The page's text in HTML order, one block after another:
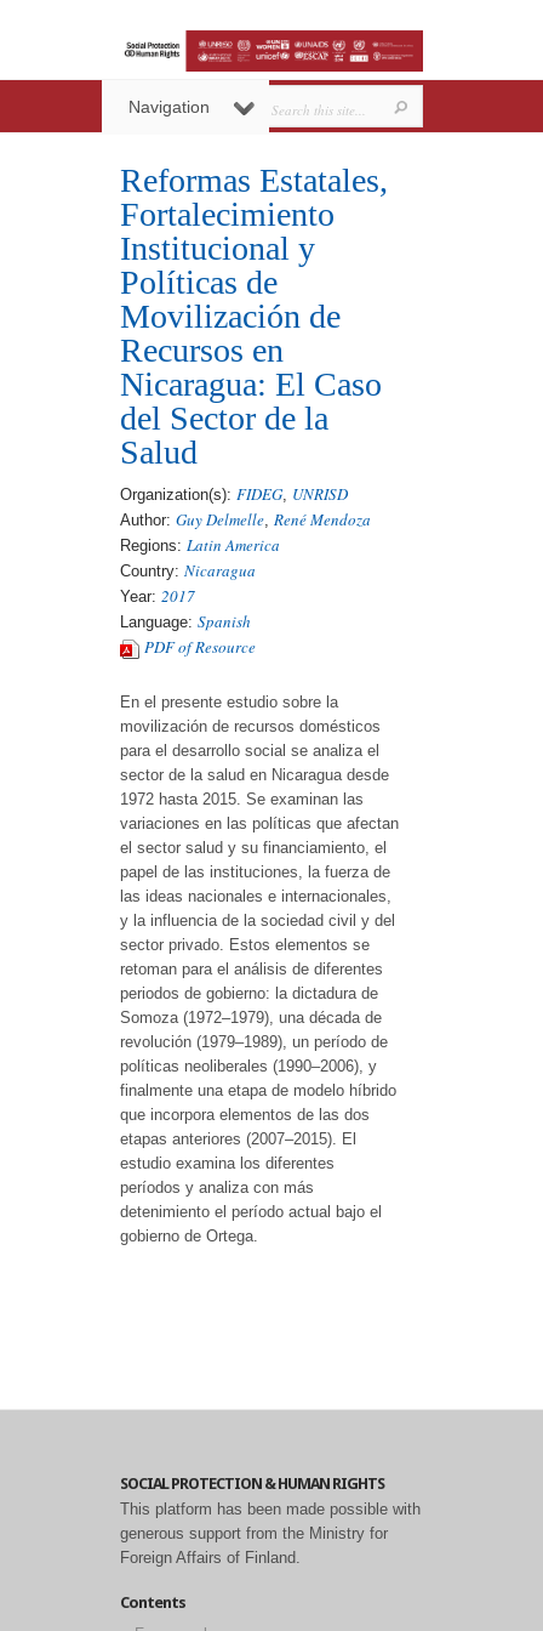
Navigation
Reformas Estatales,
Fortalecimiento
Institucional y
Políticas de
Movilización de
Recursos en
Nicaragua: El Caso
del Sector de la
Salud
Organization(s): FIDEG, UNRISD
Author: Guy Delmelle, René Mendoza
Regions: Latin America
Country: Nicaragua
Year: 2017
Language: Spanish
PDF of Resource
En el presente estudio sobre la
movilización de recursos domésticos
para el desarrollo social se analiza el
sector de la salud en Nicaragua desde
1972 hasta 2015. Se examinan las
variaciones en las políticas que afectan
el sector salud y su financiamiento, el
papel de las instituciones, la fuerza de
las ideas nacionales e internacionales,
y la influencia de la sociedad civil y del
sector privado. Estos elementos se
retoman para el análisis de diferentes
periodos de gobierno: la dictadura de
Somoza (1972–1979), una década de
revolución (1979–1989), un período de
políticas neoliberales (1990–2006), y
finalmente una etapa de modelo híbrido
que incorpora elementos de las dos
etapas anteriores (2007–2015). El
estudio examina los diferentes
períodos y analiza con más
detenimiento el período actual bajo el
gobierno de Ortega.
SOCIAL PROTECTION & HUMAN RIGHTS
This platform has been made possible with
generous support from the Ministry for
Foreign Affairs of Finland.
Contents